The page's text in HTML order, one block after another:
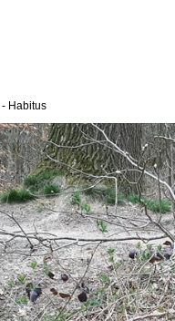
- Habitus